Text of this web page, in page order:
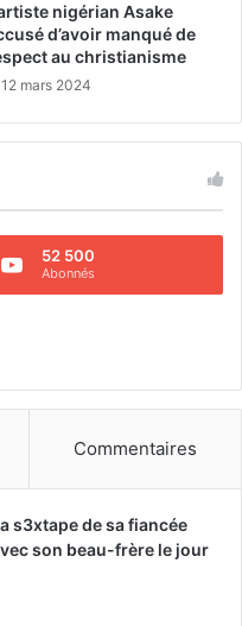
nigérian Asake
d’avoir manqué de
au christianisme
12 mars 2024
52 500
Abonnés
Commentaires
s3xtape de sa fiancée
son beau-frère le jour